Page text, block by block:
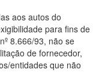
aos autos do
para fins de
8.666/93, não se
de fornecedor,
entidades que não